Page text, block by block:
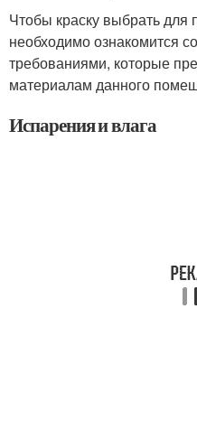
Чтобы краску выбрать для
необходимо ознакомится
требованиями, которые
материалам данного
Испарения и влага